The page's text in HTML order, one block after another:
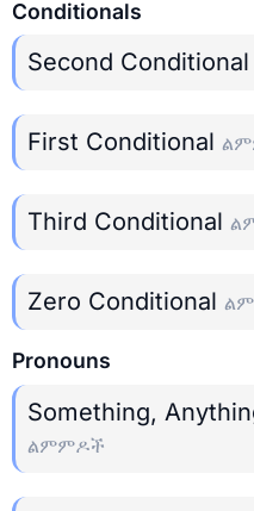
Conditionals
Second Conditional
First Conditional
Third Conditional
Zero Conditional
Pronouns
Something,
ልምምዶች